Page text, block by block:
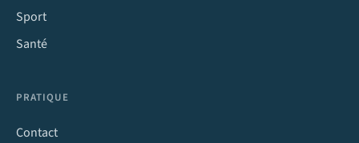
Sport
Santé
PRATIQUE
Contact